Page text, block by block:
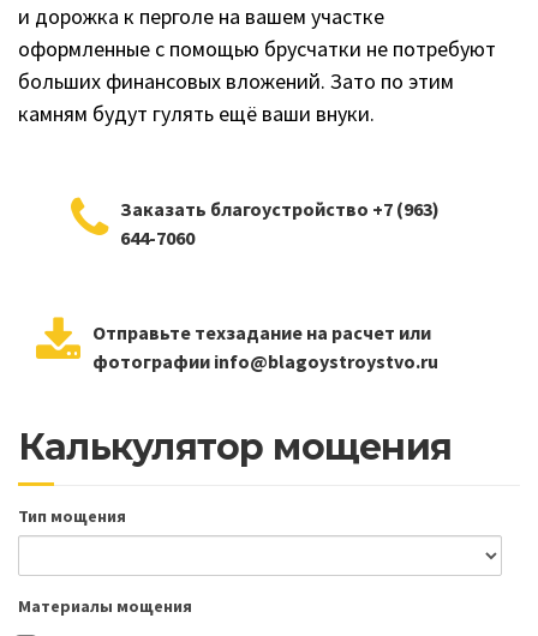
и дорожка к перголе на вашем участке
оформленные с помощью брусчатки не потребуют
больших финансовых вложений. Зато по этим
камням будут гулять ещё ваши внуки.
Заказать благоустройство +7 (963)
644-7060
Отправьте техзадание на расчет или
фотографии info@blagoystroystvo.ru
Калькулятор мощения
Тип мощения
Материалы мощения